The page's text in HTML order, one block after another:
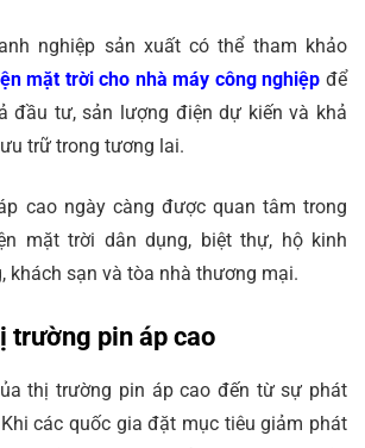
nghiệp sản xuất có thể tham khảo
mặt trời cho nhà máy công nghiệp để
đầu tư, sản lượng điện dự kiến và khả
trữ trong tương lai.
cao ngày càng được quan tâm trong
mặt trời dân dụng, biệt thự, hộ kinh
khách sạn và tòa nhà thương mại.
trường pin áp cao
thị trường pin áp cao đến từ sự phát
các quốc gia đặt mục tiêu giảm phát